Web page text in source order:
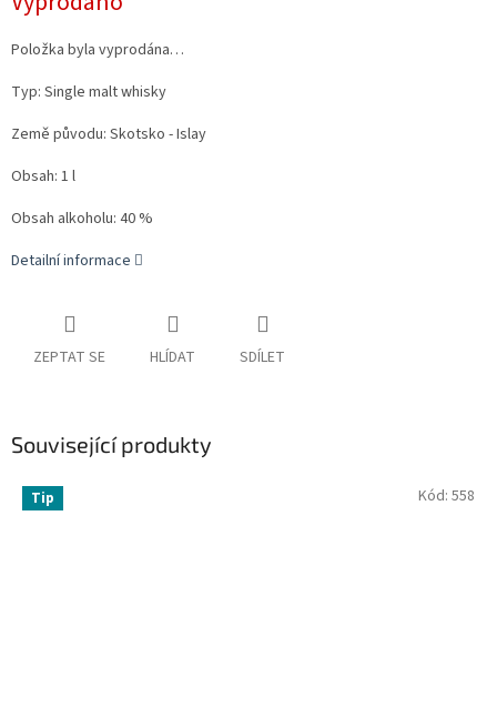
Položka byla vyprodána…
Typ: Single malt whisky
Země původu: Skotsko - Islay
Obsah: 1 l
Obsah alkoholu: 40 %
Detailní informace
ZEPTAT SE HLÍDAT SDÍLET
Související produkty
Tip Kód: 558